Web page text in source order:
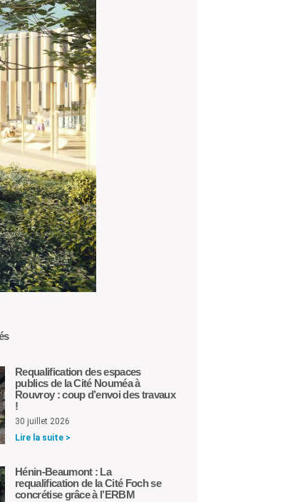
Requalification des espaces
publics de la Cité Nouméa à
Rouvroy : coup d’envoi des travaux
!
30 juillet 2026
Lire la suite >
Hénin-Beaumont : La
requalification de la Cité Foch se
concrétise grâce à l’ERBM